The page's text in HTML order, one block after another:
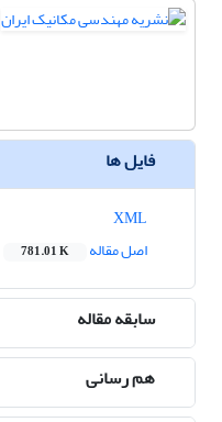
فایل ها
اصل مقاله
781.01 K
سابقه مقاله
هم رسانی